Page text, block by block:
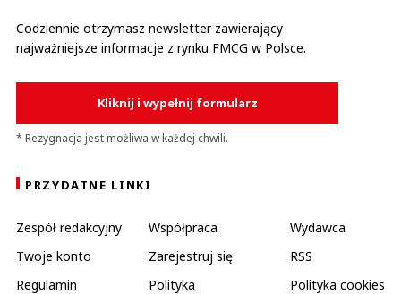
Codziennie otrzymasz newsletter zawierający
najważniejsze informacje z rynku FMCG w Polsce.
Kliknij i wypełnij formularz
* Rezygnacja jest możliwa w każdej chwili.
PRZYDATNE LINKI
Zespół redakcyjny Współpraca
Wydawca
Twoje konto
Zarejestruj się
RSS
Regulamin
Polityka
Polityka cookies